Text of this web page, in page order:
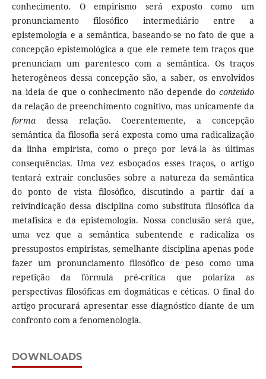
conhecimento. O empirismo será exposto como um
pronunciamento filosófico intermediário entre a
epistemologia e a semântica, baseando-se no fato de que a
concepção epistemológica a que ele remete tem traços que
prenunciam um parentesco com a semântica. Os traços
heterogêneos dessa concepção são, a saber, os envolvidos
na ideia de que o conhecimento não depende doconteúdo
da relação de preenchimento cognitivo, mas unicamente da
formadessa relação. Coerentemente, a concepção
semântica da filosofia será exposta como uma radicalização
da linha empirista, como o preço por levá-la às últimas
consequências. Uma vez esboçados esses traços, o artigo
tentará extrair conclusões sobre a natureza da semântica
do ponto de vista filosófico, discutindo a partir daí a
reivindicação dessa disciplina como substituta filosófica da
metafísica e da epistemologia. Nossa conclusão será que,
uma vez que a semântica subentende e radicaliza os
pressupostos empiristas, semelhante disciplina apenas pode
fazer um pronunciamento filosófico de peso como uma
repetição da fórmula pré-crítica que polariza as
perspectivas filosóficas em dogmáticas e céticas. O final do
artigo procurará apresentar esse diagnóstico diante de um
confronto com a fenomenologia.
DOWNLOADS